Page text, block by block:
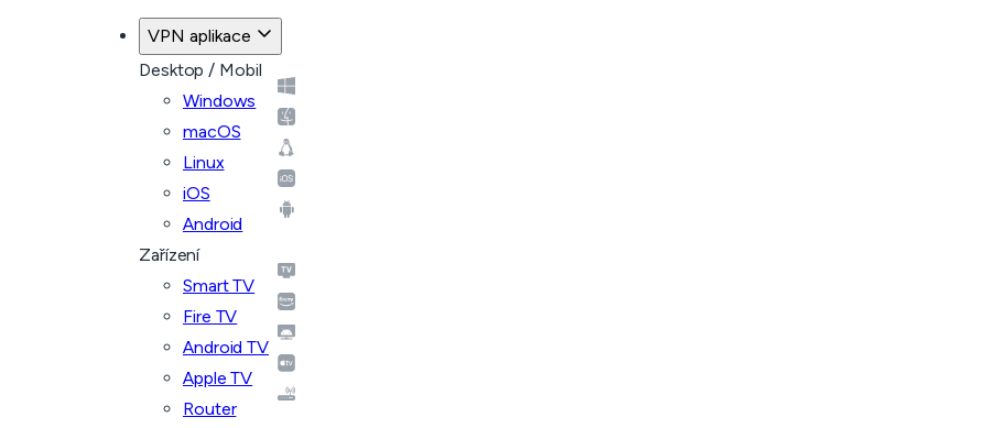
VPN aplikace
Desktop / Mobil
Windows
macOS
Linux
iOS
Android
Zařízení
Smart TV
Fire TV
Android TV
Apple TV
Router